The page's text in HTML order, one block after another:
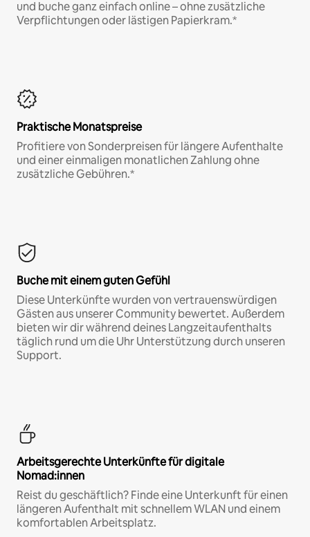
und buche ganz einfach online – ohne zusätzliche
Verpflichtungen oder lästigen Papierkram.*
Praktische Monatspreise
Profitiere von Sonderpreisen für längere Aufenthalte
und einer einmaligen monatlichen Zahlung ohne
zusätzliche Gebühren.*
Buche mit einem guten Gefühl
Diese Unterkünfte wurden von vertrauenswürdigen
Gästen aus unserer Community bewertet. Außerdem
bieten wir dir während deines Langzeitaufenthalts
täglich rund um die Uhr Unterstützung durch unseren
Support.
Arbeitsgerechte Unterkünfte für digitale
Nomad:innen
Reist du geschäftlich? Finde eine Unterkunft für einen
längeren Aufenthalt mit schnellem WLAN und einem
komfortablen Arbeitsplatz.